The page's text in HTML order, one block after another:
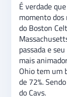
É verdade
momento
do Boston
passada e
mais
Ohio tem um
de 72%.
do Cavs.